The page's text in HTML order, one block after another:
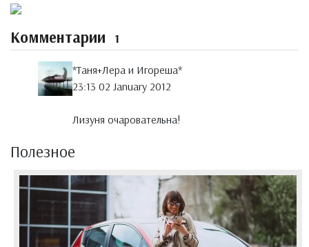
Комментарии 1
*Таня+Лера и Игореша*
23:13 02 January 2012
Лизуня очаровательна!
Полезное